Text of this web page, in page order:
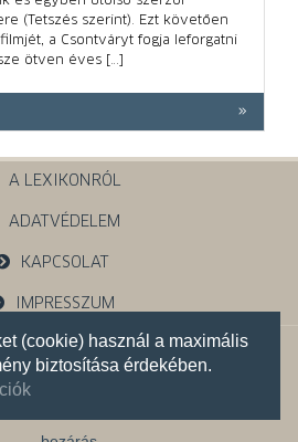
(cookie) használ a maximális
biztosítása érdekében.
(Tetszés szerint). Ezt követően
a Csontváryt fogja leforgatni
ötven éves […]
A LEXIKONRÓL
ADATVÉDELEM
KAPCSOLAT
IMPRESSZUM
Budakeszi u. 38.
30 785 5595
oldalunk